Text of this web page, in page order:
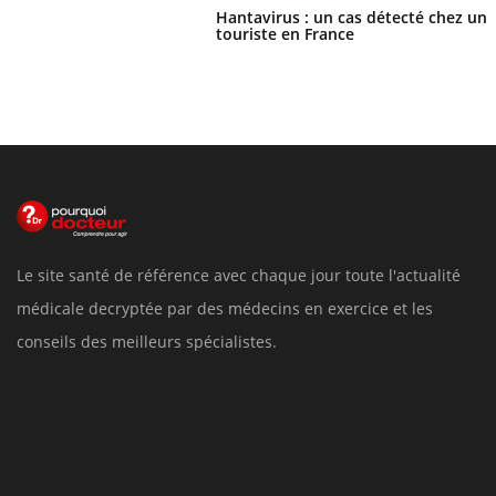
Hantavirus : un cas détecté chez un
touriste en France
Le site santé de référence avec chaque jour toute l'actualité
médicale decryptée par des médecins en exercice et les
conseils des meilleurs spécialistes.